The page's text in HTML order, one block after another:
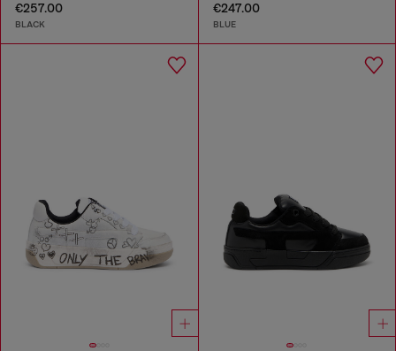
€257.00
BLACK
€247.00
BLUE